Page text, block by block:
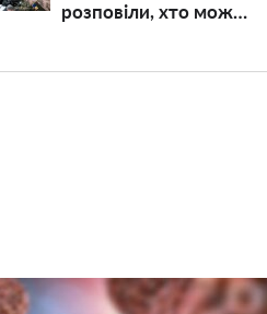
правильно збирати
зберігався